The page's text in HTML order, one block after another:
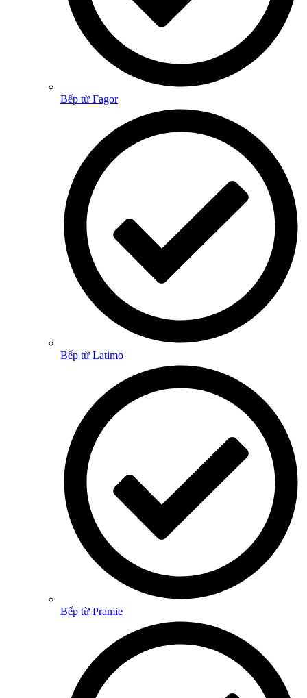
Bếp từ Fagor
Bếp từ Latimo
Bếp từ Pramie